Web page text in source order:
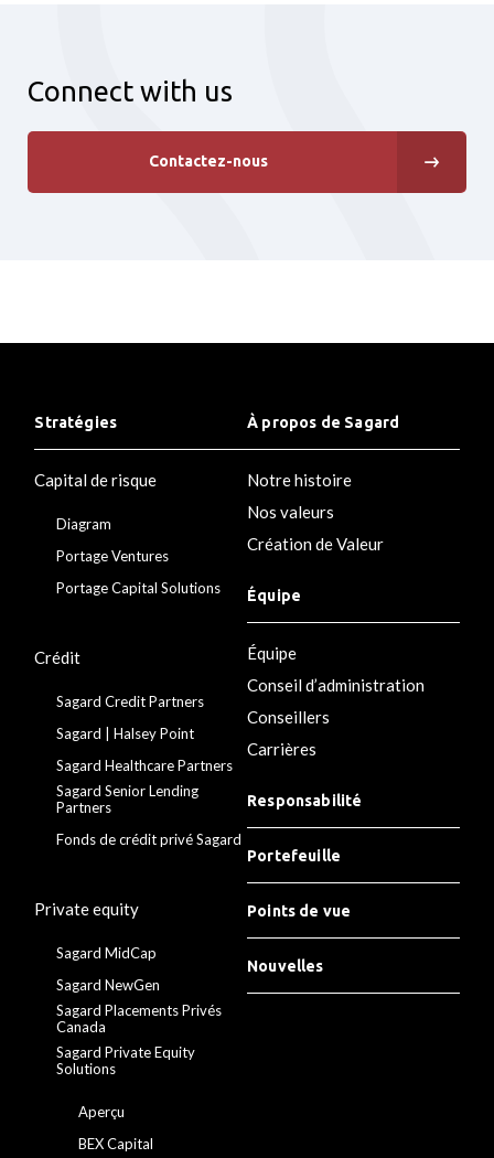
Connect with us
Contactez-nous
Stratégies
Capital de risque
Diagram
Portage Ventures
Portage Capital Solutions
Crédit
Sagard Credit Partners
Sagard | Halsey Point
Sagard Healthcare Partners
Sagard Senior Lending
Partners
Fonds de crédit privé Sagard
Private equity
Sagard MidCap
Sagard NewGen
Sagard Placements Privés
Canada
Sagard Private Equity
Solutions
Aperçu
BEX Capital
À propos de Sagard
Notre histoire
Nos valeurs
Création de Valeur
Équipe
Équipe
Conseil d’administration
Conseillers
Carrières
Responsabilité
Portefeuille
Points de vue
Nouvelles